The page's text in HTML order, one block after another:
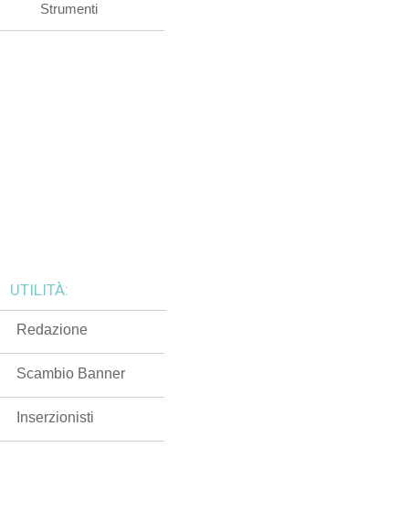
Strumenti
UTILITÀ:
Redazione
Scambio Banner
Inserzionisti